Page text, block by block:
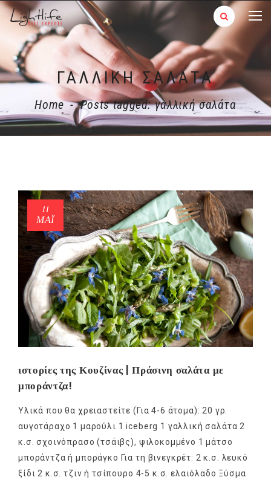
ΓΑΛΛΙΚΉ ΣΑΛΆΤΑ
Home - Posts tagged: γαλλική σαλάτα
11
ΜΑΪ́
ιστορίες της Κουζίνας | Πράσινη σαλάτα με
μποράντζα!
Υλικά που θα χρειαστείτε (Για 4-6 άτομα): 20 γρ.
αυγοτάραχο 1 μαρούλι 1 iceberg 1 γαλλική σαλάτα 2
κ.σ. σχοινόπρασο (τσάιβς), ψιλοκομμένο 1 μάτσο
μποράντζα ή μποράγκο Για τη βινεγκρέτ: 2 κ.σ. λευκό
ξίδι 2 κ.σ. τζιν ή τσίπουρο 4-5 κ.σ. ελαιόλαδο Ξύσμα